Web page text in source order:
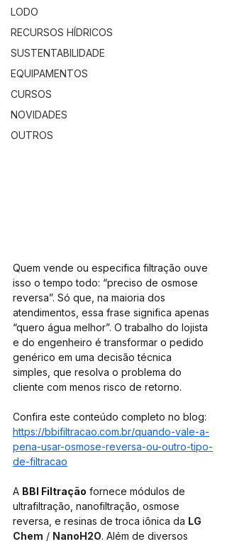
LODO
RECURSOS HÍDRICOS
SUSTENTABILIDADE
EQUIPAMENTOS
CURSOS
NOVIDADES
OUTROS
Quem vende ou especifica filtração ouve
isso o tempo todo: “preciso de osmose
reversa”. Só que, na maioria dos
atendimentos, essa frase significa apenas
“quero água melhor”. O trabalho do lojista
e do engenheiro é transformar o pedido
genérico em uma decisão técnica
simples, que resolva o problema do
cliente com menos risco de retorno.
Confira este conteúdo completo no blog:
https://bbifiltracao.com.br/quando-vale-a-
pena-usar-osmose-reversa-ou-outro-tipo-
de-filtracao
A BBI Filtração fornece módulos de
ultrafiltração, nanofiltração, osmose
reversa, e resinas de troca iônica da LG
Chem / NanoH2O. Além de diversos